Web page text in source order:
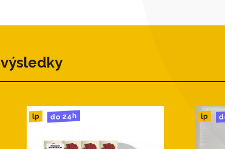
výsledky
lp do 24h lp